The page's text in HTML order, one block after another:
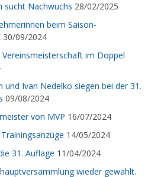
sucht Nachwuchs 28/02/2025
beim Saison-
30/09/2024
Vereinsmeisterschaft im Doppel
und Ivan Nedelko siegen bei der 31.
09/08/2024
von MVP 16/07/2024
14/05/2024
31. Auflage 11/04/2024
wieder gewählt.